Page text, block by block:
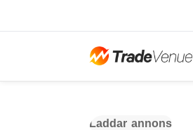
Laddar annons